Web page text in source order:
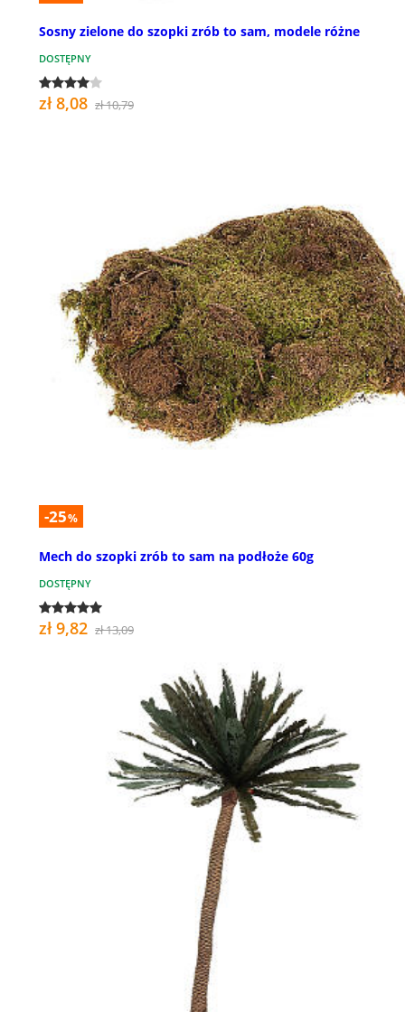
Sosny zielone do szopki zrób to sam, modele różne
DOSTĘPNY
zł 8,08 zł 10,79
-25%
Mech do szopki zrób to sam na podłoże 60g
DOSTĘPNY
zł 9,82 zł 13,09